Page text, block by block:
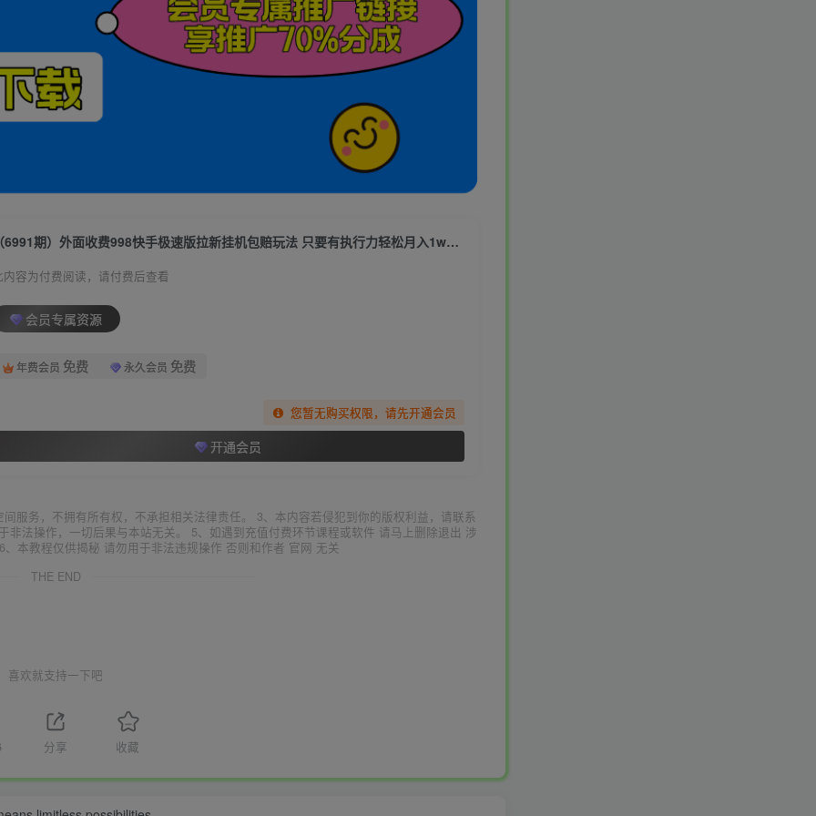
（6991期）外面收费998快手极速版拉新挂机包赔玩法 只要有执行力轻松月入1w+详细玩法
内容为付费阅读，请付费后查看
会员专属资源
年费会员 免费 永久会员 免费
您暂无购买权限，请先开通会员
开通会员
服务，不拥有所有权，不承担相关法律责任。 3、本内容若侵犯到你的版权利益，请联系
法操作，一切后果与本站无关。 5、如遇到充值付费环节课程或软件 请马上删除退出 涉
本教程仅供揭秘 请勿用于非法违规操作 否则和作者 官网 无关
THE END
喜欢就支持一下吧
分享 收藏